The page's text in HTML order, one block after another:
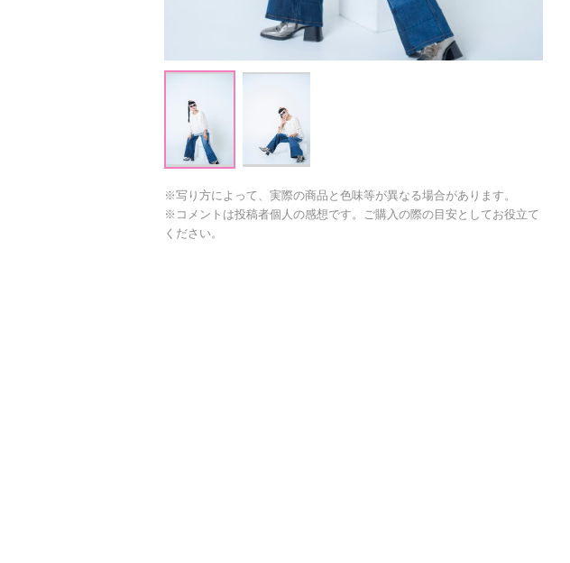
※写り方によって、実際の商品と色味等が異なる場合があります。
※コメントは投稿者個人の感想です。ご購入の際の目安としてお役立て
ください。